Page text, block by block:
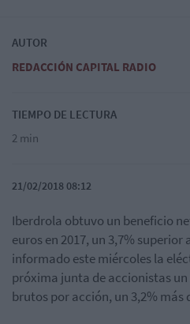
AUTOR
REDACCIÓN CAPITAL RADIO
TIEMPO DE LECTURA
2 min
21/02/2018 08:12
Iberdrola obtuvo un beneficio
euros en 2017, un 3,7% superior
informado este miércoles la
próxima junta de accionistas un
brutos por acción, un 3,2% más